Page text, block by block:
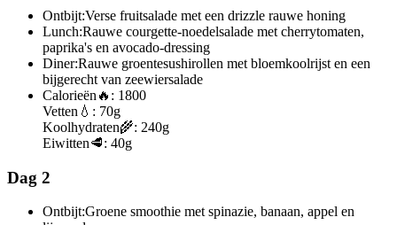
Ontbijt:Verse fruitsalade met een drizzle rauwe honing
Lunch:Rauwe courgette-noedelsalade met cherrytomaten,
paprika's en avocado-dressing
Diner:Rauwe groentesushirollen met bloemkoolrijst en een
bijgerecht van zeewiersalade
Calorieën 🔥: 1800
Vetten 💧: 70g
Koolhydraten🌾: 240g
Eiwitten🥩: 40g
Dag 2
Ontbijt:Groene smoothie met spinazie, banaan, appel en